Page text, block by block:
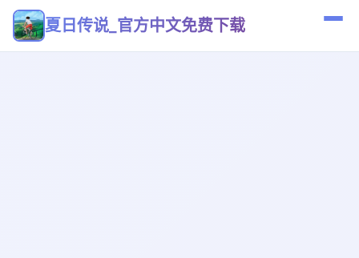
夏日传说_官方中文免费下载